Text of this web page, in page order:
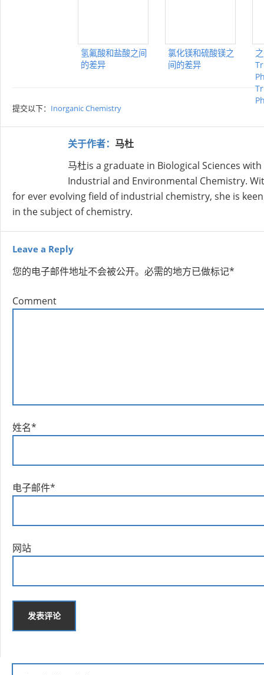
氢氟酸和盐酸之间
的差异
氯化镁和硫酸镁之
间的差异
提交以下： Inorganic Chemistry
关于作者： 马杜
马杜is a graduate in Biological Sciences
Industrial and Environmental Chemistry.
for ever evolving field of industrial chemistry, she is
in the subject of chemistry.
Leave a Reply
您的电子邮件地址不会被公开。 必需的地方已做标记*
Comment
姓名*
电子邮件*
网站